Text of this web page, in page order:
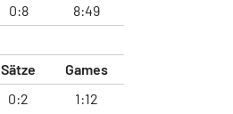
0:8
8:49
Sätze Games
0:2 1:12